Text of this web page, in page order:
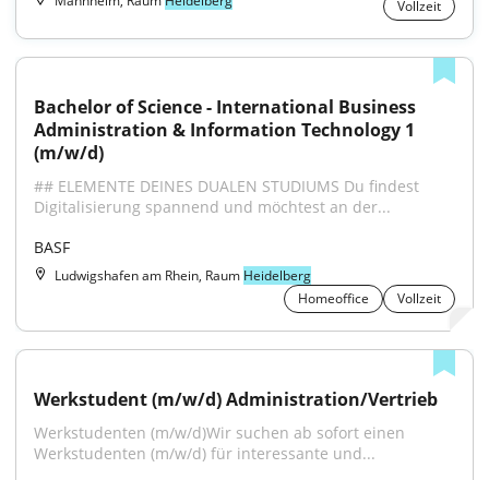
Vollzeit
Bachelor of Science - International Business
Administration & Information Technology 1
(m/w/d)
## ELEMENTE DEINES DUALEN STUDIUMS Du findest
Digitalisierung spannend und möchtest an der...
BASF
Ludwigshafen am Rhein, Raum Heidelberg
Homeoffice
Vollzeit
Werkstudent (m/w/d) Administration/Vertrieb
Werkstudenten (m/w/d)Wir suchen ab sofort einen
Werkstudenten (m/w/d) für interessante und...